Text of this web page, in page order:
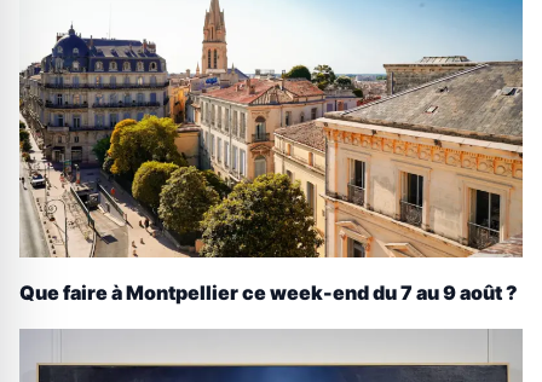
Que faire à Montpellier ce week-end du 7 au 9 août ?